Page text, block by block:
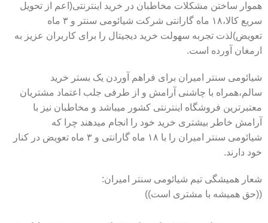
هموار ساختن مشکلات مخاطبان در خرید اینترنتی(اعم از تحویل
سریع کالا،۱۸ ماه گارانتی شرکت شیائومی سنتر و ۳ ماه
تعویض)لذت تجربه سهولت خرید دیجیتال را برای کاربران عزیز به
ارمغان آورده است.
شیائومی سنتر امیران برای فراهم آوردن یک بستر خرید
سالم،همراه با چاشنی آرامش و از طرفی جلب اعتماد مشتریان
معتبرترین فروشگاه اینترنتی کشور میباشد و مخاطبان نیز با
آرامش خاطر بیشتری خرید خود را انجام میدهند چرا که
شیائومی سنتر امیران را با ۱۸ ماه گارانتی و ۳ ماه تعویض در کنار
خود دارند.
شعار همیشگی تیم شیائومی سنتر امیران:
((حق همیشه با مشتری است))